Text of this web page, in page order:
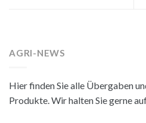
AGRI-NEWS
Hier finden Sie alle Übergaben
Produkte. Wir halten Sie gerne